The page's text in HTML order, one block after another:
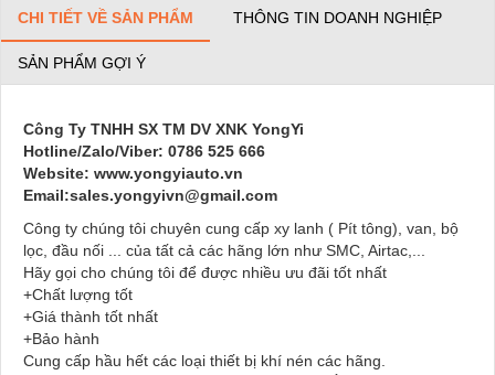
CHI TIẾT VỀ SẢN PHẨM THÔNG TIN DOANH NGHIỆP
SẢN PHẨM GỢI Ý
Công Ty TNHH SX TM DV XNK YongYi
Hotline/Zalo/Viber: 0786 525 666
Website: www.yongyiauto.vn
Email:sales.yongyivn@gmail.com
Công ty chúng tôi chuyên cung cấp xy lanh ( Pít tông), van, bộ
lọc, đầu nối ... của tất cả các hãng lớn như SMC, Airtac,...
Hãy gọi cho chúng tôi để được nhiều ưu đãi tốt nhất
+Chất lượng tốt
+Giá thành tốt nhất
+Bảo hành
Cung cấp hầu hết các loại thiết bị khí nén các hãng.